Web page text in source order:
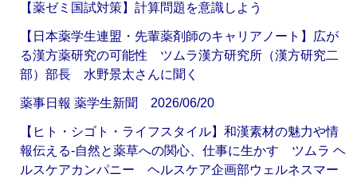
【薬ゼミ国試対策】計算問題を意識しよう
【日本薬学生連盟・先輩薬剤師のキャリアノート】広が
る漢方薬研究の可能性 ツムラ漢方研究所（漢方研究二
部）部長 水野景太さんに聞く
薬事日報 薬学生新聞 2026/06/20
【ヒト・シゴト・ライフスタイル】和漢素材の魅力や情
報伝える‐自然と薬草への関心、仕事に生かす ツムラ ヘ
ルスケアカンパニー ヘルスケア企画部ウェルネスマー